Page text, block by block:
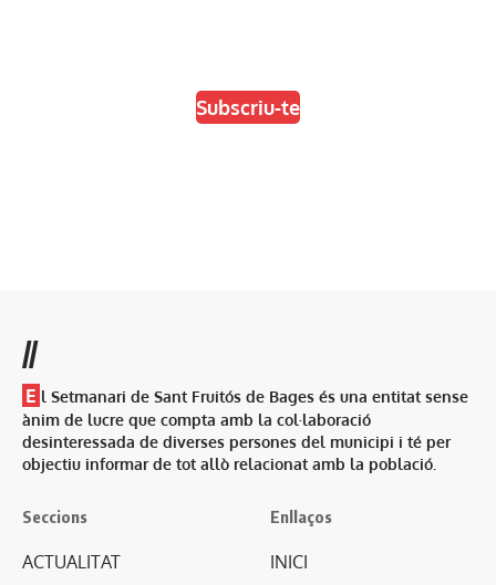
Subscriu-te
//
E l Setmanari de Sant Fruitós de Bages és una entitat sense
ànim de lucre que compta amb la col·laboració
desinteressada de diverses persones del municipi i té per
objectiu informar de tot allò relacionat amb la població.
Seccions
ACTUALITAT
Enllaços
INICI